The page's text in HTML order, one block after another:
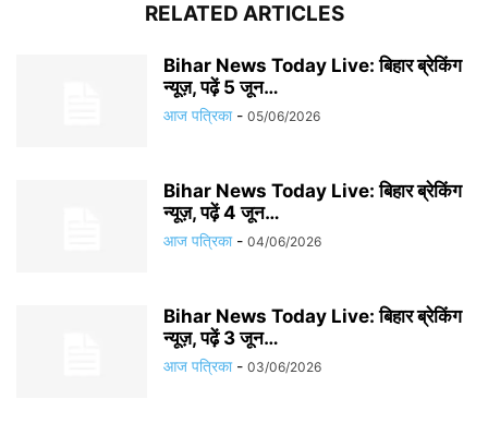
RELATED ARTICLES
Bihar News Today Live: बिहार ब्रेकिंग
न्यूज़, पढ़ें 5 जून…
आज पत्रिका - 05/06/2026
Bihar News Today Live: बिहार ब्रेकिंग
न्यूज़, पढ़ें 4 जून…
आज पत्रिका - 04/06/2026
Bihar News Today Live: बिहार ब्रेकिंग
न्यूज़, पढ़ें 3 जून…
आज पत्रिका - 03/06/2026